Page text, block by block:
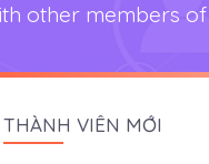
other members
THÀNH VIÊN MỚI